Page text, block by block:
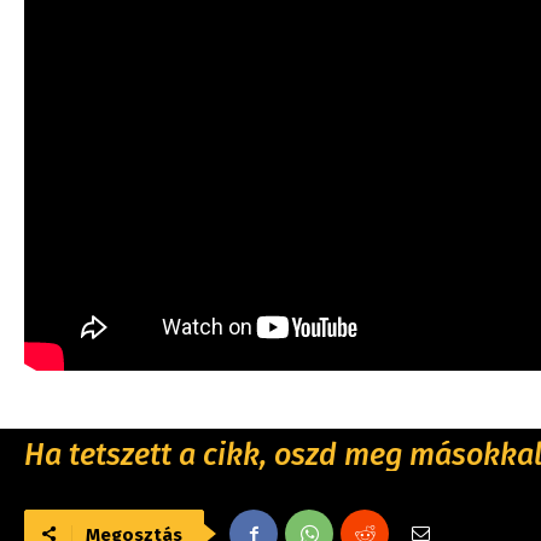
Ha tetszett a cikk, oszd meg
Megosztás